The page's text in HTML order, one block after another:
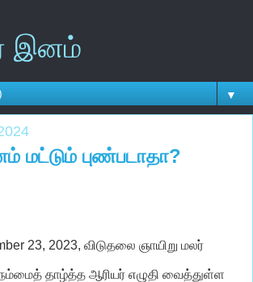
இனம்
▼
மட்டும் புண்படாதா?
23, 2023, விடுதலை ஞாயிறு மலர்
தாழ்த்த ஆரியர் எழுதி வைத்துள்ள